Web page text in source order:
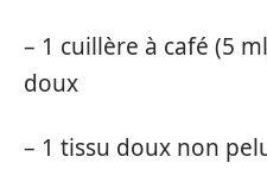
– 1 cuillère à café (5
doux
– 1 tissu doux non